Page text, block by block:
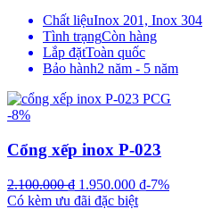
Chất liệuInox 201, Inox 304
Tình trạngCòn hàng
Lắp đặtToàn quốc
Bảo hành2 năm - 5 năm
-8%
Cổng xếp inox P-023
2.100.000₫ 1.950.000 ₫-7%
Có kèm ưu đãi đặc biệt